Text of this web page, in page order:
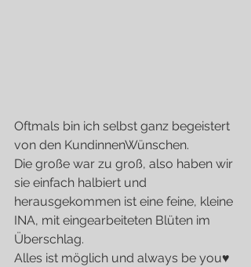
Oftmals bin ich selbst ganz begeistert
von den KundinnenWünschen.
Die große war zu groß, also haben wir
sie einfach halbiert und
herausgekommen ist eine feine, kleine
INA, mit eingearbeiteten Blüten im
Überschlag.
Alles ist möglich und always be you♥